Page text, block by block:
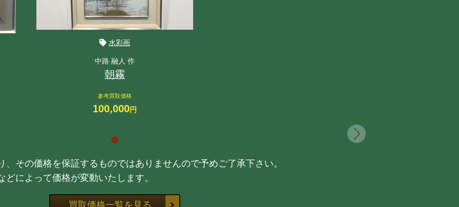
水彩画
中路 融人 作
朝霧
参考買取価格
100,000円
その価格を保証するものではありませんので予めご了承下さい。
によって価格が変動いたします。